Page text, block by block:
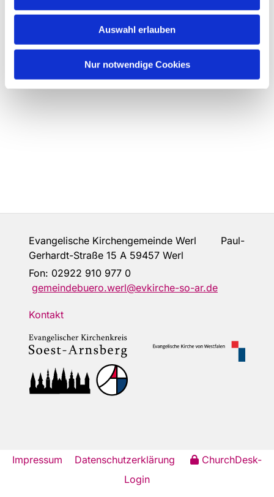
Auswahl erlauben
Nur notwendige Cookies
Evangelische Kirchengemeinde Werl Paul-
Gerhardt-Straße 15 A 59457 Werl
Fon: 02922 910 977 0
gemeindebuero.werl@evkirche-so-ar.de
Kontakt
Impressum Datenschutzerklärung
ChurchDesk-
Login